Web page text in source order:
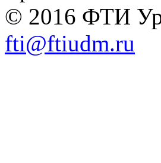
© 2016 ФТИ
fti@ftiudm.ru